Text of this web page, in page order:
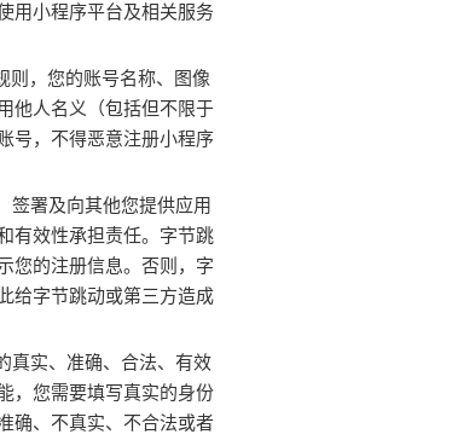
用小程序平台及相关服务
则，您的账号名称、图像
他人名义（包括但不限于
号，不得恶意注册小程序
签署及向其他您提供应用
有效性承担责任。字节跳
您的注册信息。否则，字
给字节跳动或第三方造成
真实、准确、合法、有效
，您需要填写真实的身份
确、不真实、不合法或者